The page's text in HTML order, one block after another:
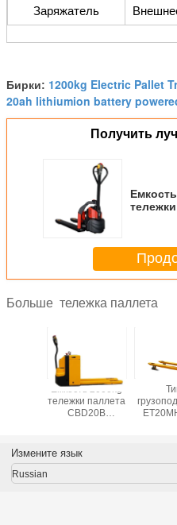
Заряжатель
Бирки: 1200kg Electric Pallet
20ah lithiumion battery
Получить
Больше тележка паллета
Емкость 2000kg
тележки паллета
CBD20B
Измените язык
Russian